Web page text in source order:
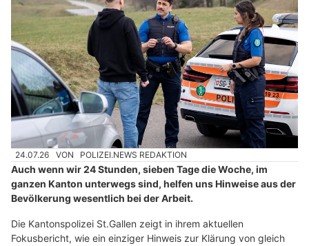
24.07.26 VON POLIZEI.NEWS REDAKTION
Auch wenn wir 24 Stunden, sieben Tage die Woche, im
ganzen Kanton unterwegs sind, helfen uns Hinweise aus der
Bevölkerung wesentlich bei der Arbeit.
Die Kantonspolizei St.Gallen zeigt in ihrem aktuellen
Fokusbericht, wie ein einziger Hinweis zur Klärung von gleich